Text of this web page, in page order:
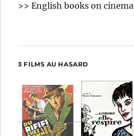
>> English books on cinema
3 FILMS AU HASARD